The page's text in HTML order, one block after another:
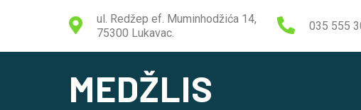
ul. Redžep ef. Muminhodžića 14,
75300 Lukavac.
035 555
MEDŽLIS